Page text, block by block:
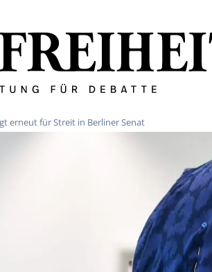
erneut für Streit in Berliner Senat